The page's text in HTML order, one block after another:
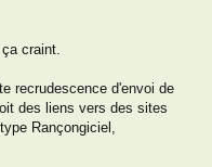
craint.
recrudescence d'envoi de
des liens vers des sites
Rançongiciel,